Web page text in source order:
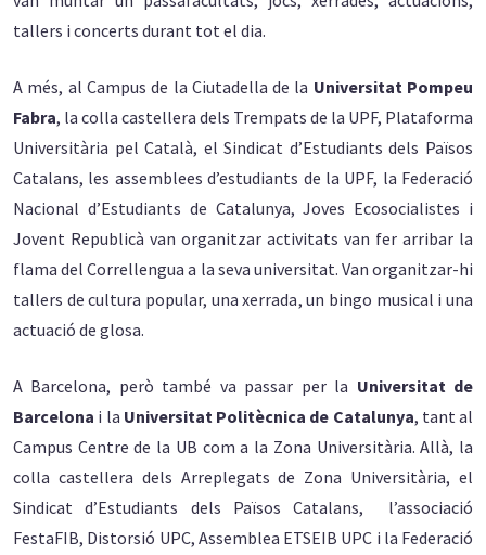
tallers i concerts durant tot el dia.
A més, al Campus de la Ciutadella de la Universitat Pompeu
Fabra, la colla castellera dels Trempats de la UPF, Plataforma
Universitària pel Català, el Sindicat d’Estudiants dels Països
Catalans, les assemblees d’estudiants de la UPF, la Federació
Nacional d’Estudiants de Catalunya, Joves Ecosocialistes i
Jovent Republicà van organitzar activitats van fer arribar la
flama del Correllengua a la seva universitat. Van organitzar-hi
tallers de cultura popular, una xerrada, un bingo musical i una
actuació de glosa.
A Barcelona, però també va passar per la Universitat de
Barcelona i la Universitat Politècnica de Catalunya, tant al
Campus Centre de la UB com a la Zona Universitària. Allà, la
colla castellera dels Arreplegats de Zona Universitària, el
Sindicat d’Estudiants dels Països Catalans, l’associació
FestaFIB, Distorsió UPC, Assemblea ETSEIB UPC i la Federació